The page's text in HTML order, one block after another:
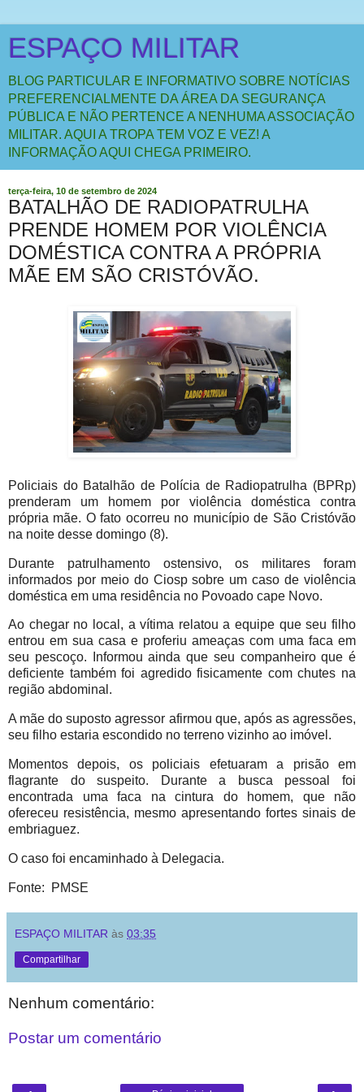
ESPAÇO MILITAR
BLOG PARTICULAR E INFORMATIVO SOBRE NOTÍCIAS
PREFERENCIALMENTE DA ÁREA DA SEGURANÇA
PÚBLICA E NÃO PERTENCE A NENHUMA ASSOCIAÇÃO
MILITAR. AQUI A TROPA TEM VOZ E VEZ! A
INFORMAÇÃO AQUI CHEGA PRIMEIRO.
terça-feira, 10 de setembro de 2024
BATALHÃO DE RADIOPATRULHA
PRENDE HOMEM POR VIOLÊNCIA
DOMÉSTICA CONTRA A PRÓPRIA
MÃE EM SÃO CRISTÓVÃO.
Policiais do Batalhão de Polícia de Radiopatrulha (BPRp)
prenderam um homem por violência doméstica contra
própria mãe. O fato ocorreu no município de São Cristóvão
na noite desse domingo (8).
Durante patrulhamento ostensivo, os militares foram
informados por meio do Ciosp sobre um caso de violência
doméstica em uma residência no Povoado cape Novo.
Ao chegar no local, a vítima relatou a equipe que seu filho
entrou em sua casa e proferiu ameaças com uma faca em
seu pescoço. Informou ainda que seu companheiro que é
deficiente também foi agredido fisicamente com chutes na
região abdominal.
A mãe do suposto agressor afirmou que, após as agressões,
seu filho estaria escondido no terreno vizinho ao imóvel.
Momentos depois, os policiais efetuaram a prisão em
flagrante do suspeito. Durante a busca pessoal foi
encontrada uma faca na cintura do homem, que não
ofereceu resistência, mesmo apresentando fortes sinais de
embriaguez.
O caso foi encaminhado à Delegacia.
Fonte: PMSE
ESPAÇO MILITAR às 03:35
Compartilhar
Nenhum comentário:
Postar um comentário